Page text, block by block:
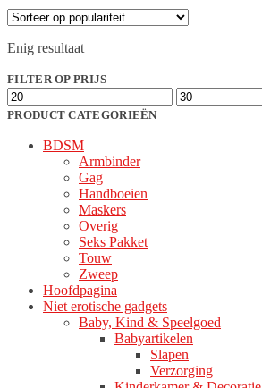
Enig resultaat
FILTER OP PRIJS
Min.
prijs
Max.
prijs
PRODUCT CATEGORIEËN
BDSM
Armbinder
Gag
Handboeien
Maskers
Overig
Seks Pakket
Touw
Zweep
Hoofdpagina
Niet erotische gadgets
Baby, Kind & Speelgoed
Babyartikelen
Slapen
Verzorging